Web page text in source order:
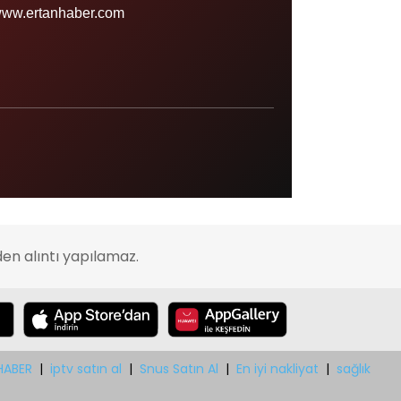
Sinop
Tekirdağ
Tunceli
Van
Yozgat
Zonguldak
alıntı yapılamaz.
| iptv satın al | Snus Satın Al | En iyi nakliyat | sağlık